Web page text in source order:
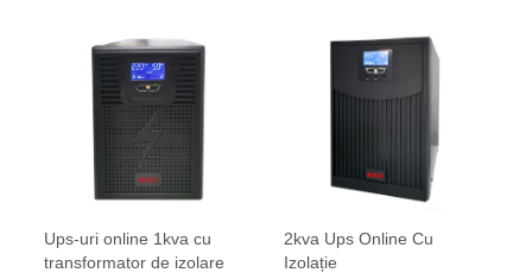
Ups-uri online 1kva cu
transformator de izolare
2kva Ups Online Cu
Izolație